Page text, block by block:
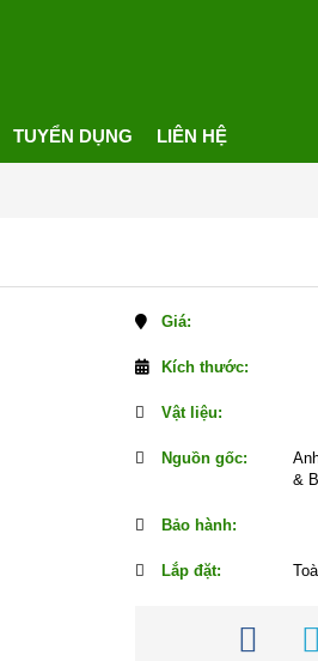
TUYỂN DỤNG LIÊN HỆ
Giá:
Kích thước:
Vật liệu:
Nguồn gốc:
&
Bảo hành:
Lắp đặt: